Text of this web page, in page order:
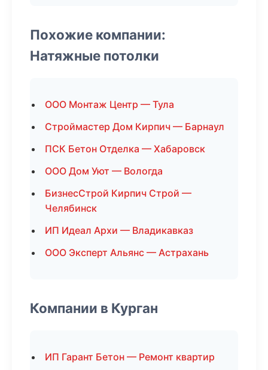
Похожие компании:
Натяжные потолки
ООО Монтаж Центр — Тула
Строймастер Дом Кирпич — Барнаул
ПСК Бетон Отделка — Хабаровск
ООО Дом Уют — Вологда
БизнесСтрой Кирпич Строй —
Челябинск
ИП Идеал Архи — Владикавказ
ООО Эксперт Альянс — Астрахань
Компании в Курган
ИП Гарант Бетон — Ремонт квартир